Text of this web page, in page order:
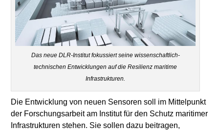
Das neue DLR-Institut fokussiert seine wissenschaftlich-
technischen Entwicklungen auf die Resilienz maritime
Infrastrukturen.
Die Entwicklung von neuen Sensoren soll im Mittelpunkt
der Forschungsarbeit am Institut für den Schutz maritimer
Infrastrukturen stehen. Sie sollen dazu beitragen,